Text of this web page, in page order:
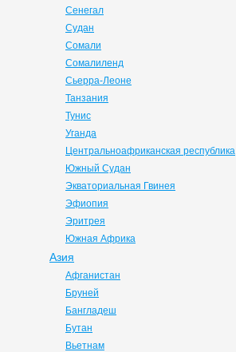
Сенегал
Судан
Сомали
Сомалиленд
Сьерра-Леоне
Танзания
Тунис
Уганда
Центральноафриканская республика
Южный Судан
Экваториальная Гвинея
Эфиопия
Эритрея
Южная Африка
Азия
Афганистан
Бруней
Бангладеш
Бутан
Вьетнам